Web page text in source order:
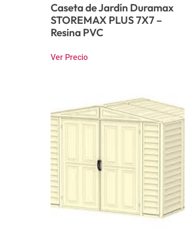
Caseta de Jardín Duramax
STOREMAX PLUS 7X7 –
Resina PVC
Ver Precio